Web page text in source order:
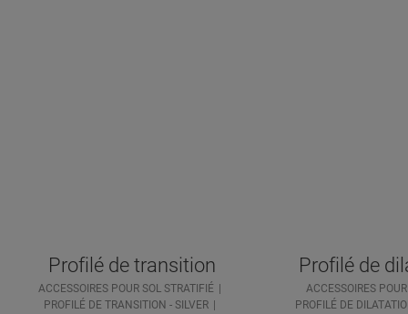
Profilé de transition
ACCESSOIRES POUR SOL STRATIFIÉ
PROFILÉ DE TRANSITION - SILVER
Profilé de
ACCESSOIRES
PROFILÉ DE